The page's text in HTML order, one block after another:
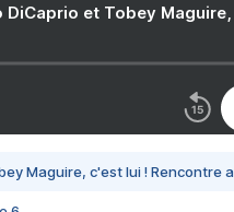
DiCaprio et Tobey
Maguire, c'est lui ! Rencontre